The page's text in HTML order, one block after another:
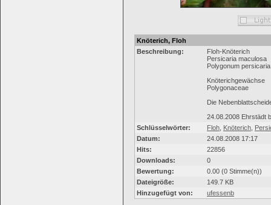
Knöterich, Floh
Beschreibung:
Floh-Knöterich
Persicaria maculosa
Polygonum
Knöterichgewächse
Polygonaceae
Die
24.08.2008 Ehrstädt
Schlüsselwörter:
Floh Knöterich
Datum:
24.08.2008 17:17
Hits:
22856
Downloads:
0
Bewertung:
0.00 (0 Stimme(n))
Dateigröße:
149.7 KB
Hinzugefügt von:
ufessenb